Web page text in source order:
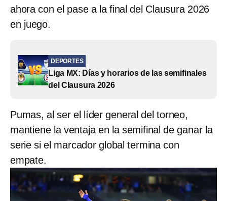
ahora con el pase a la final del Clausura 2026
en juego.
DEPORTES
Liga MX: Días y horarios de las semifinales
del Clausura 2026
Pumas, al ser el líder general del torneo,
mantiene la ventaja en la semifinal de ganar la
serie si el marcador global termina con
empate.